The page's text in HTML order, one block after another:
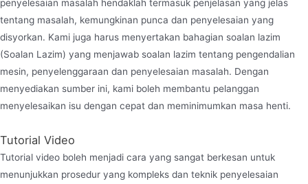
penyelesaian masalah hendaklah termasuk penjelasan yang jelas
tentang masalah, kemungkinan punca dan penyelesaian yang
disyorkan. Kami juga harus menyertakan bahagian soalan lazim
(Soalan Lazim) yang menjawab soalan lazim tentang pengendalian
mesin, penyelenggaraan dan penyelesaian masalah. Dengan
menyediakan sumber ini, kami boleh membantu pelanggan
menyelesaikan isu dengan cepat dan meminimumkan masa henti.
Tutorial Video
Tutorial video boleh menjadi cara yang sangat berkesan untuk
menunjukkan prosedur yang kompleks dan teknik penyelesaian